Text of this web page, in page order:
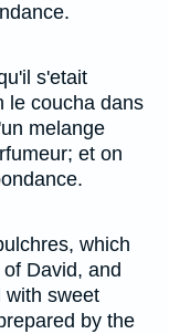
s'etait
le coucha dans
melange
et on
which
David, and
with sweet
by the